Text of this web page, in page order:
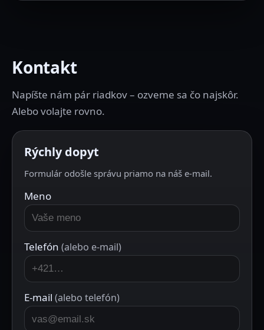
Kontakt
Napíšte nám pár riadkov – ozveme sa čo najskôr.
Alebo volajte rovno.
Rýchly dopyt
Formulár odošle správu priamo na náš e-mail.
Meno
Telefón (alebo e-mail)
E-mail (alebo telefón)